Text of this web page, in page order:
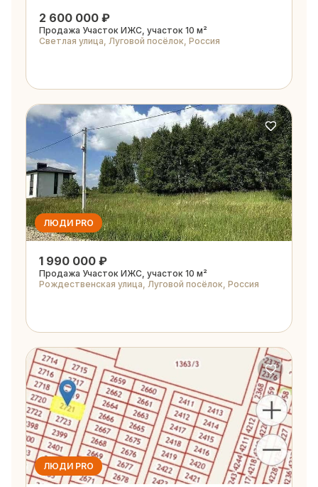
2 600 000 ₽
Продажа Участок ИЖС, участок 10 м²
Светлая улица, Луговой посёлок, Россия
ЛЮДИ PRO
1 990 000 ₽
Продажа Участок ИЖС, участок 10 м²
Рождественская улица, Луговой посёлок, Россия
ЛЮДИ PRO